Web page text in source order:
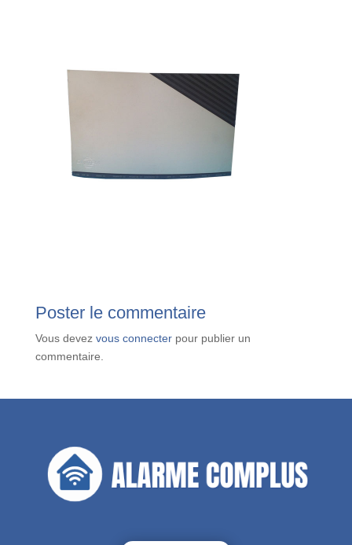
Poster le commentaire
Vous devez vous connecterpour publier un
commentaire.